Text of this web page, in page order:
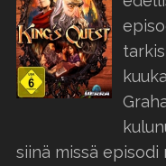
siinä missä